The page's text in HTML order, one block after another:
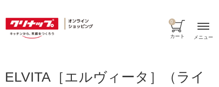
カート
0
ELVITA［エルヴィータ］（ライ
メニュー